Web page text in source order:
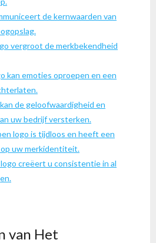
de kernwaarden van
vergroot de merkbekendheid
kan emoties oproepen en een
de geloofwaardigheid en
uw bedrijf versterken.
logo is tijdloos en heeft een
uw merkidentiteit.
creëert u consistentie in al
van Het